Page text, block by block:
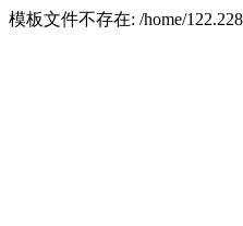
模板文件不存在: /home/